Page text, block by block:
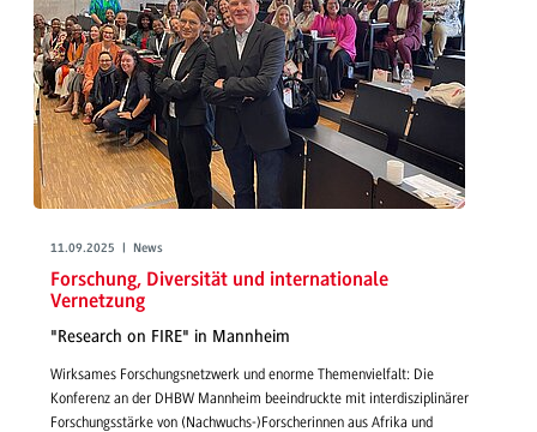
11.09.2025 | News
Forschung, Diversität und internationale
Vernetzung
"Research on FIRE" in Mannheim
Wirksames Forschungsnetzwerk und enorme Themenvielfalt: Die
Konferenz an der DHBW Mannheim beeindruckte mit interdisziplinärer
Forschungsstärke von (Nachwuchs-)Forscherinnen aus Afrika und